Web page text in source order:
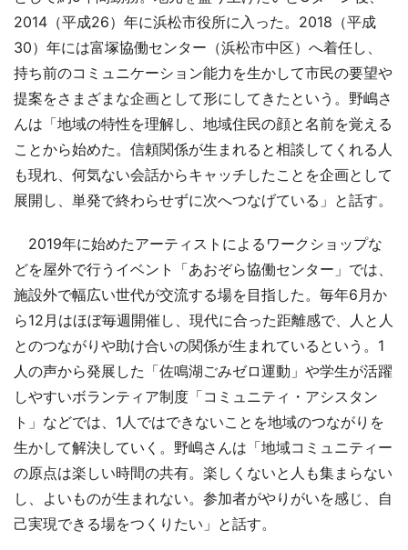
2014（平成26）年に浜松市役所に入った。2018（平成
30）年には富塚協働センター（浜松市中区）へ着任し、
持ち前のコミュニケーション能力を生かして市民の要望や
提案をさまざまな企画として形にしてきたという。野嶋さ
んは「地域の特性を理解し、地域住民の顔と名前を覚える
ことから始めた。信頼関係が生まれると相談してくれる人
も現れ、何気ない会話からキャッチしたことを企画として
展開し、単発で終わらせずに次へつなげている」と話す。
2019年に始めたアーティストによるワークショップな
どを屋外で行うイベント「あおぞら協働センター」では、
施設外で幅広い世代が交流する場を目指した。毎年6月か
ら12月はほぼ毎週開催し、現代に合った距離感で、人と人
とのつながりや助け合いの関係が生まれているという。1
人の声から発展した「佐鳴湖ごみゼロ運動」や学生が活躍
しやすいボランティア制度「コミュニティ・アシスタン
ト」などでは、1人ではできないことを地域のつながりを
生かして解決していく。野嶋さんは「地域コミュニティー
の原点は楽しい時間の共有。楽しくないと人も集まらない
し、よいものが生まれない。参加者がやりがいを感じ、自
己実現できる場をつくりたい」と話す。